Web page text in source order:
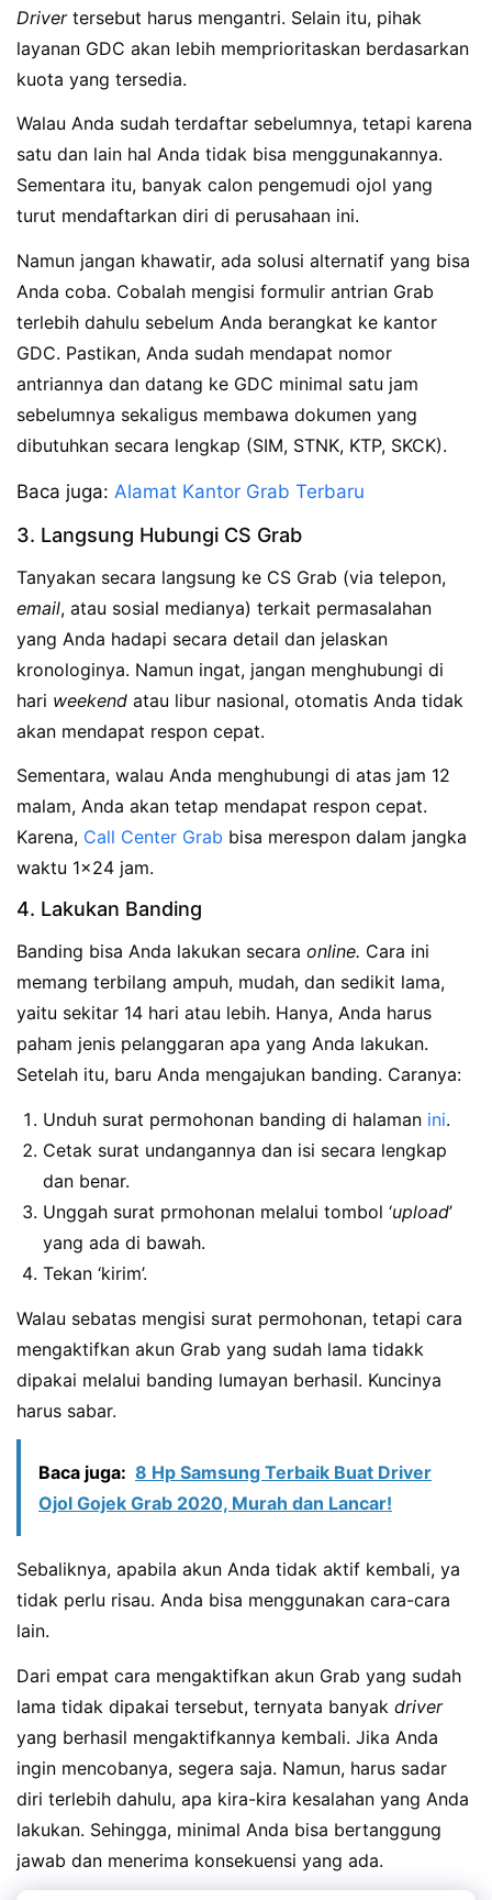
Drivertersebut harus mengantri. Selain itu, pihak
layanan GDC akan lebih memprioritaskan berdasarkan
kuota yang tersedia.
Walau Anda sudah terdaftar sebelumnya, tetapi karena
satu dan lain hal Anda tidak bisa menggunakannya.
Sementara itu, banyak calon pengemudi ojol yang
turut mendaftarkan diri di perusahaan ini.
Namun jangan khawatir, ada solusi alternatif yang bisa
Anda coba. Cobalah mengisi formulir antrian Grab
terlebih dahulu sebelum Anda berangkat ke kantor
GDC. Pastikan, Anda sudah mendapat nomor
antriannya dan datang ke GDC minimal satu jam
sebelumnya sekaligus membawa dokumen yang
dibutuhkan secara lengkap (SIM, STNK, KTP, SKCK).
Baca juga: Alamat Kantor Grab Terbaru
3. Langsung Hubungi CS Grab
Tanyakan secara langsung ke CS Grab (via telepon,
email, atau sosial medianya) terkait permasalahan
yang Anda hadapi secara detail dan jelaskan
kronologinya. Namun ingat, jangan menghubungi di
hari weekend atau libur nasional, otomatis Anda tidak
akan mendapat respon cepat.
Sementara, walau Anda menghubungi di atas jam 12
malam, Anda akan tetap mendapat respon cepat.
Karena, Call Center Grab bisa merespon dalam jangka
waktu 1×24 jam.
4. Lakukan Banding
Banding bisa Anda lakukan secara online. Cara ini
memang terbilang ampuh, mudah, dan sedikit lama,
yaitu sekitar 14 hari atau lebih. Hanya, Anda harus
paham jenis pelanggaran apa yang Anda lakukan.
Setelah itu, baru Anda mengajukan banding. Caranya:
Unduh surat permohonan banding di halaman ini.
Cetak surat undangannya dan isi secara lengkap
dan benar.
Unggah surat prmohonan melalui tombol ‘upload’
yang ada di bawah.
Tekan ‘kirim’.
Walau sebatas mengisi surat permohonan, tetapi cara
mengaktifkan akun Grab yang sudah lama tidakk
dipakai melalui banding lumayan berhasil. Kuncinya
harus sabar.
Baca juga: 8 Hp Samsung Terbaik Buat Driver
Ojol Gojek Grab 2020, Murah dan Lancar!
Sebaliknya, apabila akun Anda tidak aktif kembali, ya
tidak perlu risau. Anda bisa menggunakan cara-cara
lain.
Dari empat cara mengaktifkan akun Grab yang sudah
lama tidak dipakai tersebut, ternyata banyak driver
yang berhasil mengaktifkannya kembali. Jika Anda
ingin mencobanya, segera saja. Namun, harus sadar
diri terlebih dahulu, apa kira-kira kesalahan yang Anda
lakukan. Sehingga, minimal Anda bisa bertanggung
jawab dan menerima konsekuensi yang ada.